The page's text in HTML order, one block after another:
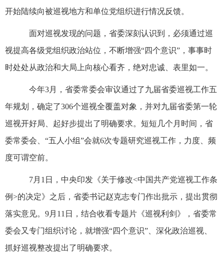
开始陆续向被巡视地方和单位党组织进行情况反馈。
面对巡视发现的问题，省委深刻认识到，必须通过巡
视提高各级党组织政治站位，不断增强“四个意识”，事事时
时处处从政治和大局上向核心看齐，绝对忠诚、表里如一。
今年3月，省委常委会审议通过了九届省委巡视工作五
年规划，确定了306个巡视全覆盖对象，并对九届省委第一轮
巡视开好局、起好步提出了明确要求。短短几个月时间，省
委常委会、“五人小组”会就6次专题研究巡视工作，力度、频
度可谓空前。
7月1日，中央印发《关于修改<中国共产党巡视工作条
例>的决定》之后，省委书记赵克志专门作出批示，提出贯彻
落实意见。9月11日，结合收看专题片《巡视利剑》，省委常
委会又专门组织讨论，就增强“四个意识”、深化政治巡视、
抓好巡视整改提出了明确要求。